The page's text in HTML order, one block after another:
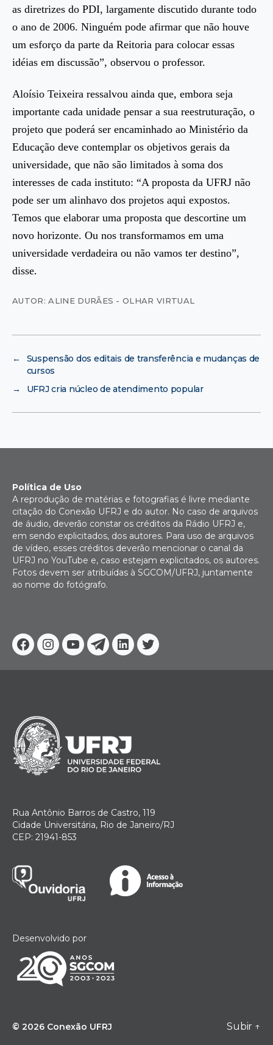
as diretrizes do PDI, largamente discutido durante todo
o ano de 2006. Ninguém pode afirmar que não houve
um esforço da parte da Reitoria para colocar essas
idéias em discussão”, observou o professor.
Aloísio Teixeira ressalvou ainda que, embora seja
importante cada unidade pensar a sua reestruturação, o
projeto que poderá ser encaminhado ao Ministério da
Educação deve contemplar os objetivos gerais da
universidade, que não são limitados à soma dos
interesses de cada instituto: “A proposta da UFRJ não
pode ser um alinhavo dos projetos aqui expostos.
Temos que elaborar uma proposta que descortine um
novo horizonte. Ou nos transformamos em uma
universidade verdadeira ou não vamos ter destino”,
disse.
AUTOR: ALINE DURÃES - OLHAR VIRTUAL
←
Suspensão dos editais de transferência e mudanças de
cursos
→
UFRJ cria núcleo de atendimento popular
Facebook
Instagram
YoutubeTelegram
Linkedin
Twitter
Política de Uso
A reprodução de matérias e fotografias é livre mediante
citação do Conexão UFRJ e do autor. No caso de arquivos
de áudio, deverão constar os créditos da Rádio UFRJ e,
em sendo explicitados, dos autores. Para uso de arquivos
de vídeo, esses créditos deverão mencionar o canal da
UFRJ no YouTube e, caso estejam explicitados, os autores.
Fotos devem ser atribuídas à SGCOM/UFRJ, juntamente
ao nome do fotógrafo.
Rua Antônio Barros de Castro, 119
Cidade Universitária, Rio de Janeiro/RJ
CEP: 21941-853
Desenvolvido por
© 2026 Conexão UFRJ Subir ↑